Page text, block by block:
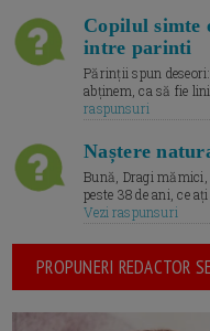
Copilul simte
intre parinti
Părinții spun
abținem, ca să fie
raspunsuri
Naștere
Bună, Dragi
peste 38 de ani, ce
Vezi raspunsuri
PROPUNERI REDACTOR